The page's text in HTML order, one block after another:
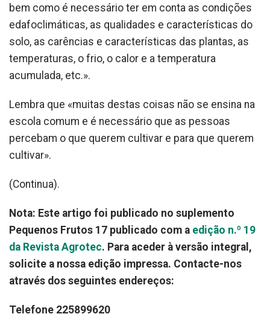
bem como é necessário ter em conta as condições
edafoclimáticas, as qualidades e características do
solo, as carências e características das plantas, as
temperaturas, o frio, o calor e a temperatura
acumulada, etc.».
Lembra que «muitas destas coisas não se ensina na
escola comum e é necessário que as pessoas
percebam o que querem cultivar e para que querem
cultivar».
(Continua).
Nota: Este artigo foi publicado no suplemento
Pequenos Frutos 17 publicado com a edição n.º 19
da Revista Agrotec. Para aceder à versão integral,
solicite a nossa edição impressa. Contacte-nos
através dos seguintes endereços:
Telefone 225899620